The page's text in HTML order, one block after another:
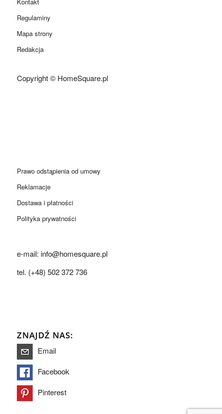
Kontakt
Regulaminy
Mapa strony
Redakcja
Copyright © HomeSquare.pl
Prawo odstąpienia od umowy
Reklamacje
Dostawa i płatności
Polityka prywatności
e-mail: info@homesquare.pl
tel. (+48) 502 372 736
ZNAJDŹ NAS:
Email
Facebook
Pinterest